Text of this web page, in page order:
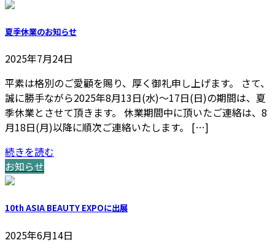
夏季休業のお知らせ
2025年7月24日
平素は格別のご愛顧を賜り、厚く御礼申し上げます。 さて、
誠に勝手ながら2025年8月13日(水)〜17日(日)の期間は、夏
季休業とさせて頂きます。 休業期間中に頂いたご連絡は、8
月18日(月)以降に順次ご連絡いたします。 […]
続きを読む
お知らせ
10th ASIA BEAUTY EXPOに出展
2025年6月14日